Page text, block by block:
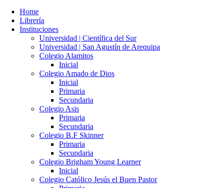
Home
Librería
Instituciones
Universidad | Científica del Sur
Universidad | San Agustín de Arequipa
Colegio Alamitos
Inicial
Colegio Amado de Dios
Inicial
Primaria
Secundaria
Colegio Asis
Primaria
Secundaria
Colegio B.F Skinner
Primaria
Secundaria
Colegio Brigham Young Learner
Inicial
Colegio Católico Jesús el Buen Pastor